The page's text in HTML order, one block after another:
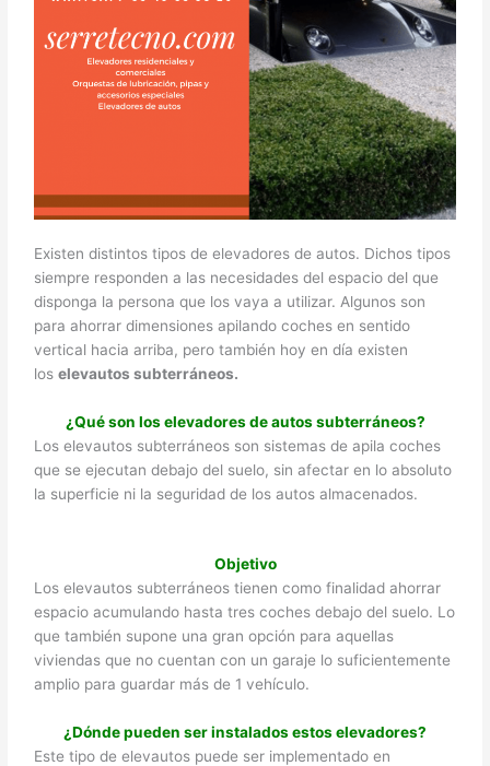
Existen distintos tipos de elevadores de autos. Dichos tipos
siempre responden a las necesidades del espacio del que
disponga la persona que los vaya a utilizar. Algunos son
para ahorrar dimensiones apilando coches en sentido
vertical hacia arriba, pero también hoy en día existen
loselevautos subterráneos.
¿Qué son los elevadores de autos subterráneos?
Los elevautos subterráneos son sistemas de apila coches
que se ejecutan debajo del suelo, sin afectar en lo absoluto
la superficie ni la seguridad de los autos almacenados.
Objetivo
Los elevautos subterráneos tienen como finalidad ahorrar
espacio acumulando hasta tres coches debajo del suelo. Lo
que también supone una gran opción para aquellas
viviendas que no cuentan con un garaje lo suficientemente
amplio para guardar más de 1 vehículo.
¿Dónde pueden ser instalados estos elevadores?
Este tipo de elevautos puede ser implementado en